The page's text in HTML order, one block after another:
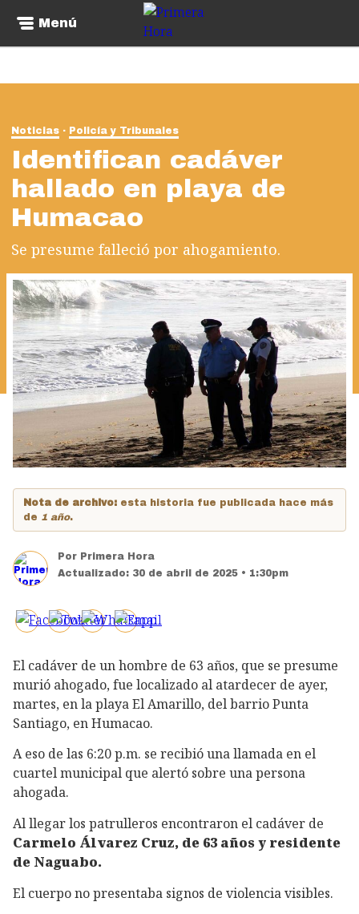
Menú
Noticias Policía y Tribunales
Identifican cadáver
hallado en playa de
Humacao
Se presume falleció por ahogamiento.
Nota de archivo: esta historia fue publicada hace más
de 1 año.
Por Primera Hora
Actualizado: 30 de abril de 2025 • 1:30pm
El cadáver de un hombre de 63 años, que se presume
murió ahogado, fue localizado al atardecer de ayer,
martes, en la playa El Amarillo, del barrio Punta
Santiago, en Humacao.
A eso de las 6:20 p.m. se recibió una llamada en el
cuartel municipal que alertó sobre una persona
ahogada.
Al llegar los patrulleros encontraron el cadáver de
Carmelo Álvarez Cruz, de 63 años y residente
de Naguabo.
El cuerpo no presentaba signos de violencia visibles.